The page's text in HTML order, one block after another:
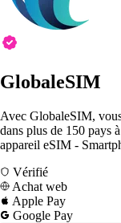
GlobaleSIM
Avec GlobaleSIM,
dans plus de 150 pays
appareil eSIM -
Vérifié
Achat web
Apple Pay
Google Pay